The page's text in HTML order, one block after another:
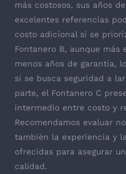
más costosos, sus años
excelentes referencias
costo adicional si se
Fontanero B, aunque más
menos años de garantía,
si se busca seguridad a
parte, el Fontanero C
intermedio entre costo y
Recomendamos evaluar
también la experiencia y
ofrecidas para asegurar
calidad.